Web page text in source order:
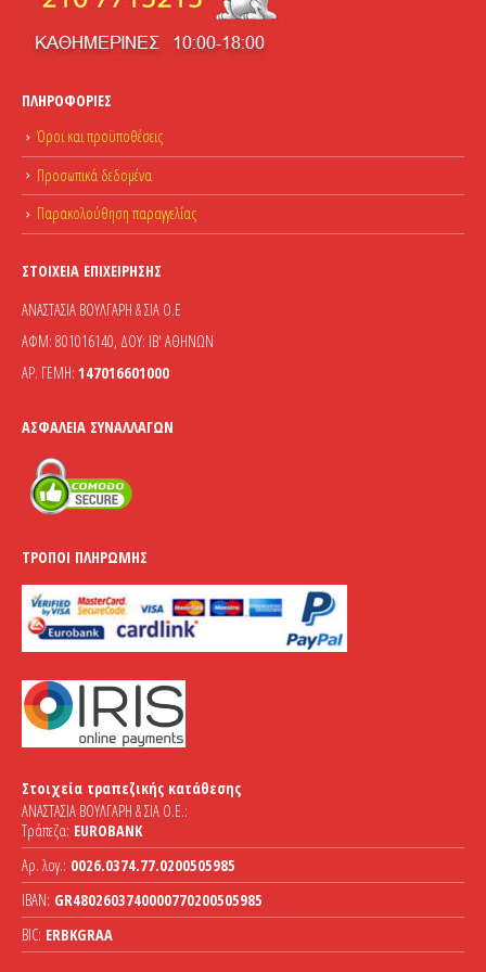
ΠΛΗΡΟΦΟΡΊΕΣ
Όροι και προϋποθέσεις
Προσωπικά δεδομένα
Παρακολούθηση παραγγελίας
ΣΤΟΙΧΕΊΑ ΕΠΙΧΕΊΡΗΣΗΣ
ΑΝΑΣΤΑΣΙΑ ΒΟΥΛΓΑΡΗ & ΣΙΑ Ο.Ε
ΑΦΜ: 801016140, ΔΟΥ: ΙΒ' ΑΘΗΝΩΝ
ΑΡ. ΓΕΜΗ: 147016601000
ΑΣΦΆΛΕΙΑ ΣΥΝΑΛΛΑΓΏΝ
ΤΡΌΠΟΙ ΠΛΗΡΩΜΉΣ
Στοιχεία τραπεζικής κατάθεσης
ΑΝΑΣΤΑΣΙΑ ΒΟΥΛΓΑΡΗ & ΣΙΑ Ο.Ε.:
Τράπεζα: EUROBANK
Αρ. λογ.: 0026.0374.77.0200505985
IBAN: GR4802603740000770200505985
BIC: ERBKGRAA